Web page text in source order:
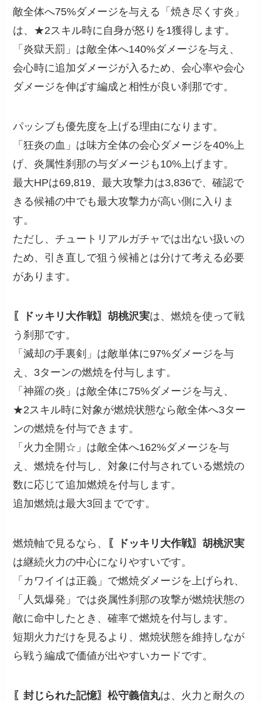
敵全体へ75%ダメージを与える「焼き尽くす炎」
は、★2スキル時に自身が怒りを1獲得します。
「炎獄天罰」は敵全体へ140%ダメージを与え、
会心時に追加ダメージが入るため、会心率や会心
ダメージを伸ばす編成と相性が良い刹那です。
パッシブも優先度を上げる理由になります。
「狂炎の血」は味方全体の会心ダメージを40%上
げ、炎属性刹那の与ダメージも10%上げます。
最大HPは69,819、最大攻撃力は3,836で、確認で
きる候補の中でも最大攻撃力が高い側に入りま
す。
ただし、チュートリアルガチャでは出ない扱いの
ため、引き直しで狙う候補とは分けて考える必要
があります。
〖ドッキリ大作戦〗胡桃沢実は、燃焼を使って戦
う刹那です。
「滅却の手裏剣」は敵単体に97%ダメージを与
え、3ターンの燃焼を付与します。
「神羅の炎」は敵全体に75%ダメージを与え、
★2スキル時に対象が燃焼状態なら敵全体へ3ター
ンの燃焼を付与できます。
「火力全開☆」は敵全体へ162%ダメージを与
え、燃焼を付与し、対象に付与されている燃焼の
数に応じて追加燃焼を付与します。
追加燃焼は最大3回までです。
燃焼軸で見るなら、
〖ドッキリ大作戦〗胡桃沢実
は継続火力の中心になりやすいです。
「カワイイは正義」で燃焼ダメージを上げられ、
「人気爆発」では炎属性刹那の攻撃が燃焼状態の
敵に命中したとき、確率で燃焼を付与します。
短期火力だけを見るより、燃焼状態を維持しなが
ら戦う編成で価値が出やすいカードです。
〖封じられた記憶〗松守義信丸は、火力と耐久の